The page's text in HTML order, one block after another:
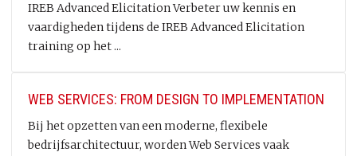
IREB Advanced Elicitation Verbeter uw kennis en
vaardigheden tijdens de IREB Advanced Elicitation
training op het ...
WEB SERVICES: FROM DESIGN TO IMPLEMENTATION
Bij het opzetten van een moderne, flexibele
bedrijfsarchitectuur, worden Web Services vaak